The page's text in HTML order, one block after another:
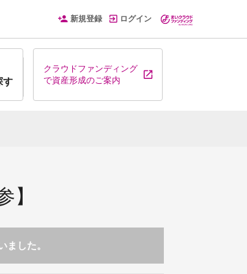
新規登録 ログイン
す
クラウドファンディング
で資産形成のご案内
】
ました。